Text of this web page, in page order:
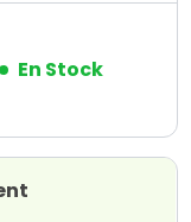
En Stock